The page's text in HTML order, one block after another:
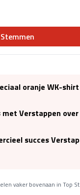
Stemmen
oranje WK-
met Verstappen
succes
vaker bovenaan in Top